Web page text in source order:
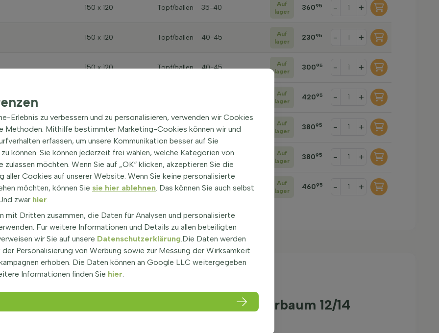
150 x 120 Topf/ballen 35-40
Auf
lager
36095 - +
150 x 120 Topf/ballen 40-45
Auf
lager
23095 - +
150 x 120 Topf/ballen 40-45
Auf
lager
30095 - +
Auf
lager
42095 - +
150 x 120 Topf/ballen 45-50
Auf
lager
38095 - +
150 x 120 Topf/ballen 45-50
Auf
lager
38095 - +
150 x 120 Topf/ballen 45-50
Auf
lager
46095 - +
Prunus lusitanica 'Angustifolia' Spalierbaum 12/14
Erlebnis zu verbessern und zu personalisieren, verwenden wir Cookies
Methoden. Mithilfe bestimmter Marketing-Cookies können wir und
erfassen, um unsere Kommunikation besser auf Sie
können. Sie können jederzeit frei wählen, welche Kategorien von
zulassen möchten. Wenn Sie auf „OK“ klicken, akzeptieren Sie die
aller Cookies auf unserer Website. Wenn Sie keine personalisierte
möchten, können Sie sie hier ablehnen. Das können Sie auch selbst
zwar hier.
mit Dritten zusammen, die Daten für Analysen und personalisierte
Für weitere Informationen und Details zu allen beteiligten
wir Sie auf unsere Datenschutzerklärung.Die Daten werden
der Personalisierung von Werbung sowie zur Messung der Wirksamkeit
erhoben. Die Daten können an Google LLC weitergegeben
Informationen finden Sie hier.